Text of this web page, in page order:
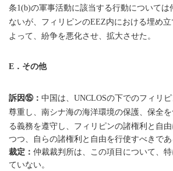
条1(b)の軍事活動に該当する行動について
ないが、フィリピンのEEZ内における埋め
よって、紛争を悪化させ、拡大させた。
E ．その他
訴因⑮： 中国は、 UNCLOSの下でのフィリ
尊重し、南シナ海の海洋環境の保護、保全
る義務を遵守し、フィリピンの諸権利と自
つつ、自らの諸権利と自由を行使すべきであ
裁定： 仲裁裁判所は、この項目について、
ていない。